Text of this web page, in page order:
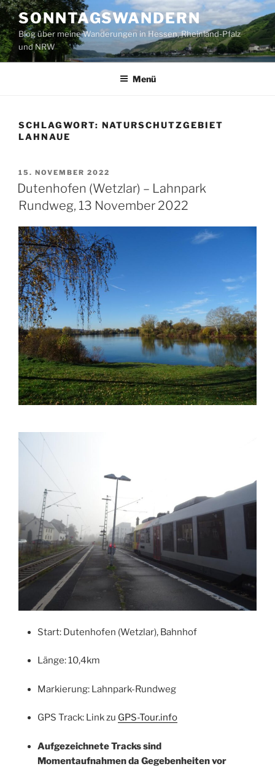
Zum
Inhalt
springen
SONNTAGSWANDERN
Blog über meine Wanderungen in Hessen, Rheinland-Pfalz
und NRW
Menü
SCHLAGWORT: NATURSCHUTZGEBIET
LAHNAUE
VERÖFFENTLICHT
AM
15. NOVEMBER 2022
Dutenhofen (Wetzlar) – Lahnpark
Rundweg, 13 November 2022
Start: Dutenhofen (Wetzlar), Bahnhof
Länge: 10,4km
Markierung: Lahnpark-Rundweg
GPS Track: Link zu GPS-Tour.info
Aufgezeichnete Tracks sind
Momentaufnahmen da Gegebenheiten vor